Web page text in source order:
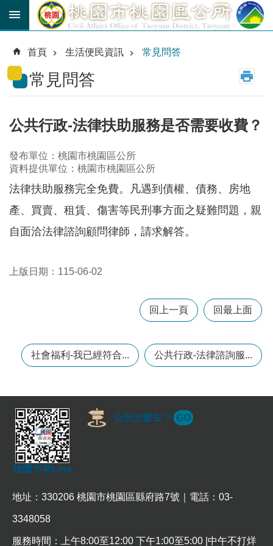
跳到主要內容區塊
育
貼
公
路
線
市
民
卡
進
階
搜
公
告
生
活
便
民
訊
機
通
首頁 生活便民資訊 常見問答
常見問答
公共行政-法律扶助服務是否需要收費？
發布單位：桃園市桃園區公所
資料提供單位：桃園市桃園區公所
法律扶助服務完全免費。凡遇到債權、債務、房地
產、買賣、租賃、傷害等民刑事方面之疑難問題，親
自面洽法律諮詢顧問律師，請求解答。
上版日期：115-06-02
回上一頁 回最上面
社會福利-我已經符合... 公共行政-法律諮詢服...
桃園市府Line
公所怎麼去？ GO
地址：330206 桃園市桃園區縣府路7號｜電話：03-
3348058
服務時間：上午8:00至12:00 下午1:00至5:00 |中午不打烊